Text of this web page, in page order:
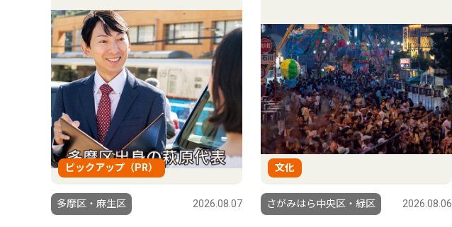
ピックアップ（PR）
多摩区・麻生区 2026.08.07
文化
さがみはら中央区・緑区 2026.08.06